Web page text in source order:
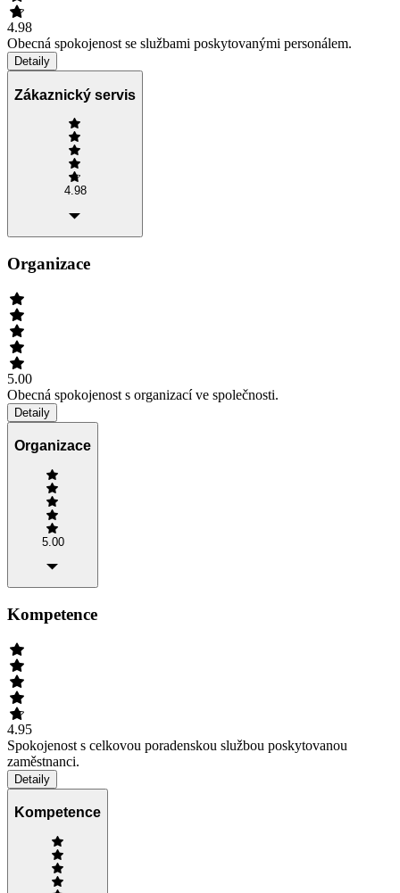
4.98
Obecná spokojenost se službami poskytovanými personálem.
Detaily
Zákaznický servis
4.98
Organizace
5.00
Obecná spokojenost s organizací ve společnosti.
Detaily
Organizace
5.00
Kompetence
4.95
Spokojenost s celkovou poradenskou službou poskytovanou
zaměstnanci.
Detaily
Kompetence